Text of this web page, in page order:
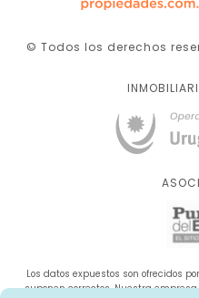
© Todos los derechos
Los datos expuestos son ofrecidos
suponen correctos. Nuestra